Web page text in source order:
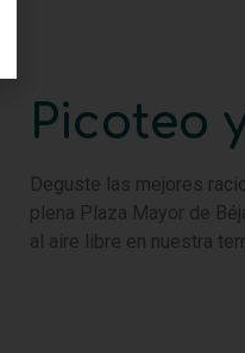
Picoteo
Deguste las mejores
plena Plaza Mayor de
al aire libre en nuestra